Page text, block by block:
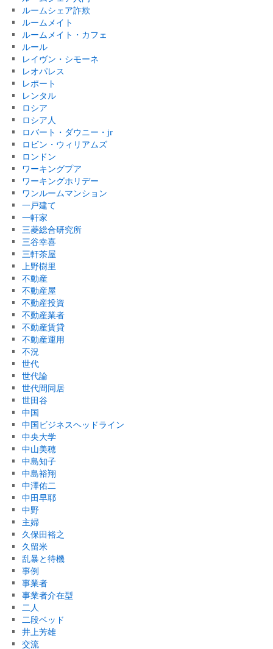
ルームシェア詐欺
ルームメイト
ルームメイト・カフェ
ルール
レイヴン・シモーネ
レオパレス
レポート
レンタル
ロシア
ロシア人
ロバート・ダウニー・jr
ロビン・ウィリアムズ
ロンドン
ワーキングプア
ワーキングホリデー
ワンルームマンション
一戸建て
一軒家
三菱総合研究所
三谷幸喜
三軒茶屋
上野樹里
不動産
不動産屋
不動産投資
不動産業者
不動産賃貸
不動産運用
不況
世代
世代論
世代間同居
世田谷
中国
中国ビジネスヘッドライン
中央大学
中山美穂
中島知子
中島裕翔
中澤佑二
中田早耶
中野
主婦
久保田裕之
久留米
乱暴と待機
事例
事業者
事業者介在型
二人
二段ベッド
井上芳雄
交流